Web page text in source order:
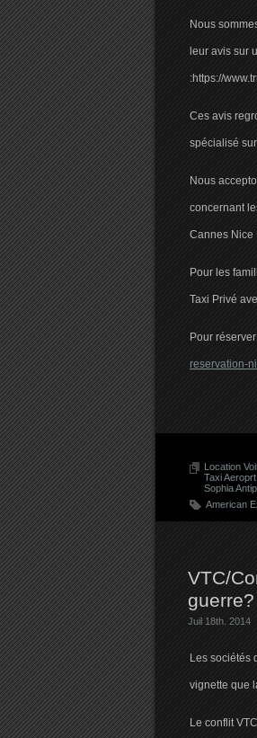
Nous
leur avis sur
:https://
Ces avis
spécialisé
Nous
concernant
Cannes Nice
Pour les
Taxi Privé
Pour
reservation-
Location
Taxi
Sophia
American
VTC/
guerre?
Juil 18th. 2014
Les sociétés
vignette que
Le conflit